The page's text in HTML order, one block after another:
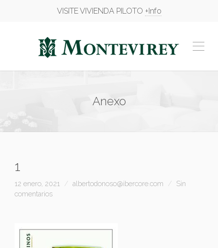
VISITE VIVIENDA PILOTO +Info
Anexo
1
12 enero, 2021 albertodonoso@ibercore.com
Sin
comentarios